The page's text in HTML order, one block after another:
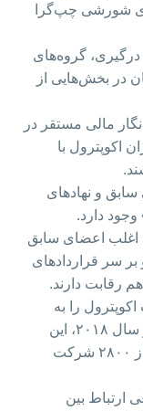
شورشی چپ‌گرا
درگیری، گروه‌های
در بخش‌هایی از
مالی مستقر در
اکوپترول با
و نهادهای
دارد.
اعضای سابق
سر قراردادهای
رقابت دارند.
را به
اشتراک گذاشته است که نشان می‌دهند در سال ۲۰۱۸، این
شرکت در مجموع ۶۵ میلیون دلار به بیش از ۲۸۰۰ شرکت
ارتباط بین